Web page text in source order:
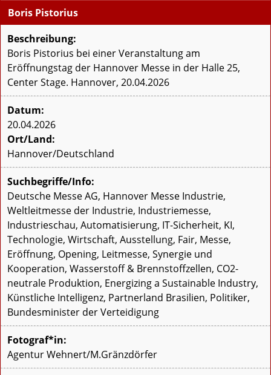
Boris Pistorius
Beschreibung:
Boris Pistorius bei einer Veranstaltung am
Eröffnungstag der Hannover Messe in der Halle 25,
Center Stage. Hannover, 20.04.2026
Datum:
20.04.2026
Ort/Land:
Hannover/Deutschland
Suchbegriffe/Info:
Deutsche Messe AG, Hannover Messe Industrie,
Weltleitmesse der Industrie, Industriemesse,
Industrieschau, Automatisierung, IT-Sicherheit, KI,
Technologie, Wirtschaft, Ausstellung, Fair, Messe,
Eröffnung, Opening, Leitmesse, Synergie und
Kooperation, Wasserstoff & Brennstoffzellen, CO2-
neutrale Produktion, Energizing a Sustainable Industry,
Künstliche Intelligenz, Partnerland Brasilien, Politiker,
Bundesminister der Verteidigung
Fotograf*in:
Agentur Wehnert/M.Gränzdörfer